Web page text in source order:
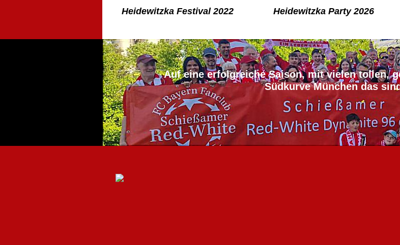
Heidewitzka Festival 2022 Heidewitzka Party 2026
Auf eine erfolgreiche Saison, mit vielen tollen,
Südkurve München das